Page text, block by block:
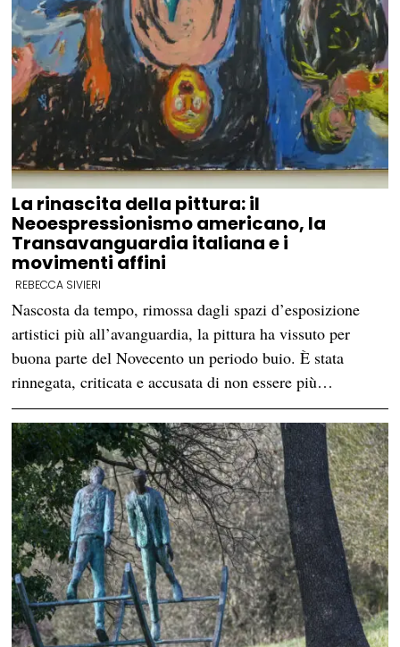
La rinascita della pittura: il
Neoespressionismo americano, la
Transavanguardia italiana e i
movimenti affini
REBECCA SIVIERI
Nascosta da tempo, rimossa dagli spazi d’esposizione
artistici più all’avanguardia, la pittura ha vissuto per
buona parte del Novecento un periodo buio. È stata
rinnegata, criticata e accusata di non essere più…